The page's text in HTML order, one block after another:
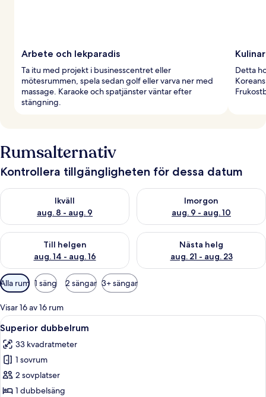
Arbete och lekparadis
Ta itu med projekt i businesscentret eller
mötesrummen, spela sedan golf eller varva ner med
massage. Karaoke och spatjänster väntar efter
stängning.
Detta
Rumsalternativ
Kontrollera tillgängligheten för dessa datum
Ikväll
aug. 8 - aug. 9
Kontrollera tillgängligheten för ikväll aug. 8 - aug. 9
Imorgon
aug. 9 - aug. 10
Kontrollera tillgängligheten
Till helgen
aug. 14 - aug. 16
Kontrollera tillgängligheten för den här helgen aug. 14 - aug.
Nästa helg
aug. 21 - aug. 23
Kontrollera tillgängligheten
Tillgängliga
filter
för
rum
Alla rum 1 säng 2 sängar 3+ sängar
Visar 16 av 16 rum
Öppna
alla
foton
för
Superior
dubbelrum
Ett modernt hotellrum med en stor
8
Superior dubbelrum
33 kvadratmeter
1 sovrum
2 sovplatser
1 dubbelsäng